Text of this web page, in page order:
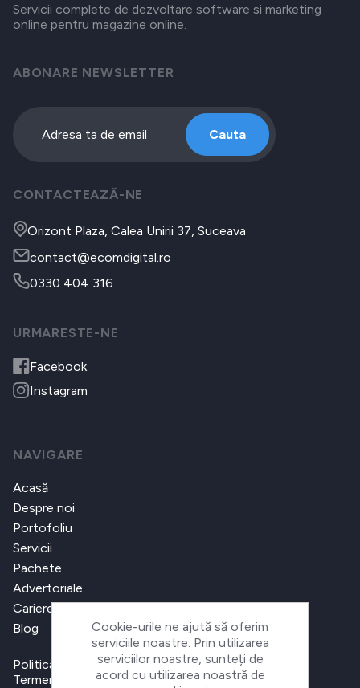
Servicii complete de dezvoltare software si marketing
online pentru magazine online.
ABONARE NEWSLETTER
Cauta
CONTACTEAZĂ-NE
Orizont Plaza, Calea Unirii 37, Suceava
contact@ecomdigital.ro
0330 404 316
URMARESTE-NE
Facebook
Instagram
NAVIGARE
Acasă
Despre noi
Portofoliu
Servicii
Pachete
Advertoriale
Cariere
Blog
Politica de confidențialitate
Termeni și condiții
Cookie-urile ne ajută să oferim
serviciile noastre. Prin utilizarea
serviciilor noastre, sunteți de
acord cu utilizarea noastră de